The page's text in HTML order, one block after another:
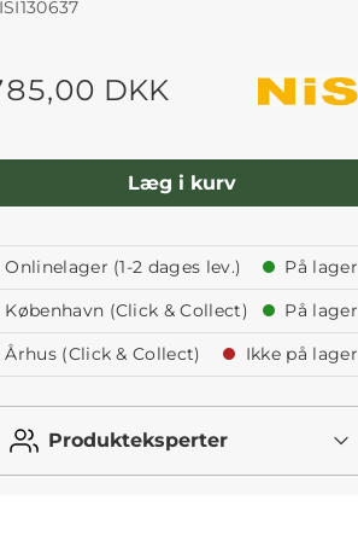
DKK
Læg i kurv
Onlinelager (1-2 dages lev.)
På lager
København (Click & Collect)
På lager
Århus (Click & Collect)
Ikke på lager
Produkteksperter